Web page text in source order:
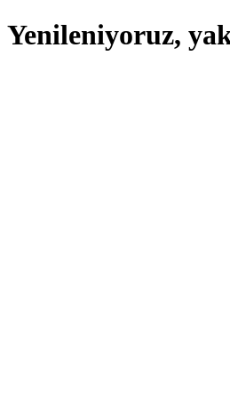
Yenileniyoruz,